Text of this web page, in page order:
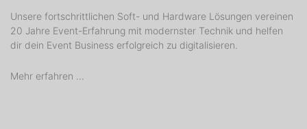
Unsere fortschrittlichen Soft- und Hardware Lösungen vereinen
20 Jahre Event-Erfahrung mit modernster Technik und helfen
dir dein Event Business erfolgreich zu digitalisieren.
Mehr erfahren ...